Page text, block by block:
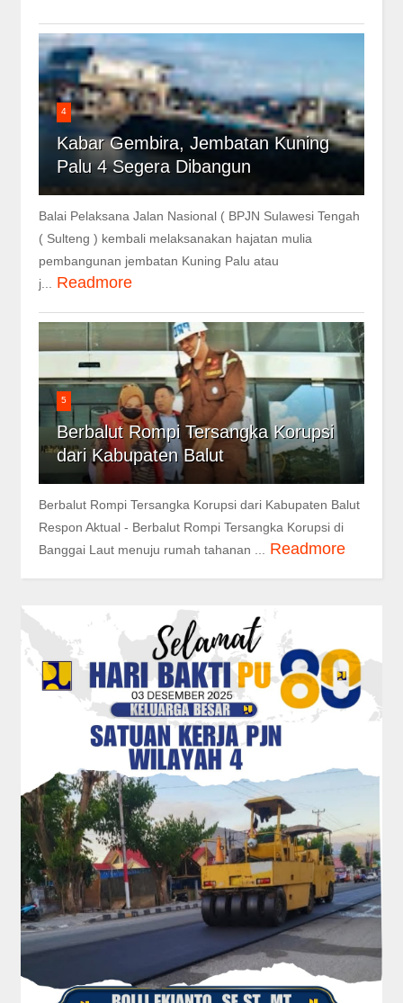
4
Kabar Gembira, Jembatan Kuning
Palu 4 Segera Dibangun
Balai Pelaksana Jalan Nasional ( BPJN Sulawesi Tengah
( Sulteng ) kembali melaksanakan hajatan mulia
pembangunan jembatan Kuning Palu atau
j... Readmore
5
Berbalut Rompi Tersangka Korupsi
dari Kabupaten Balut
Berbalut Rompi Tersangka Korupsi dari Kabupaten Balut
Respon Aktual - Berbalut Rompi Tersangka Korupsi di
Banggai Laut menuju rumah tahanan ... Readmore